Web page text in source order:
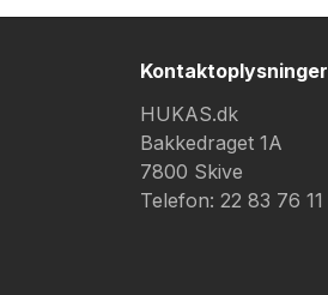
Kontaktoplysninger
HUKAS.dk
Bakkedraget 1A
7800 Skive
Telefon: 22 83 76 11